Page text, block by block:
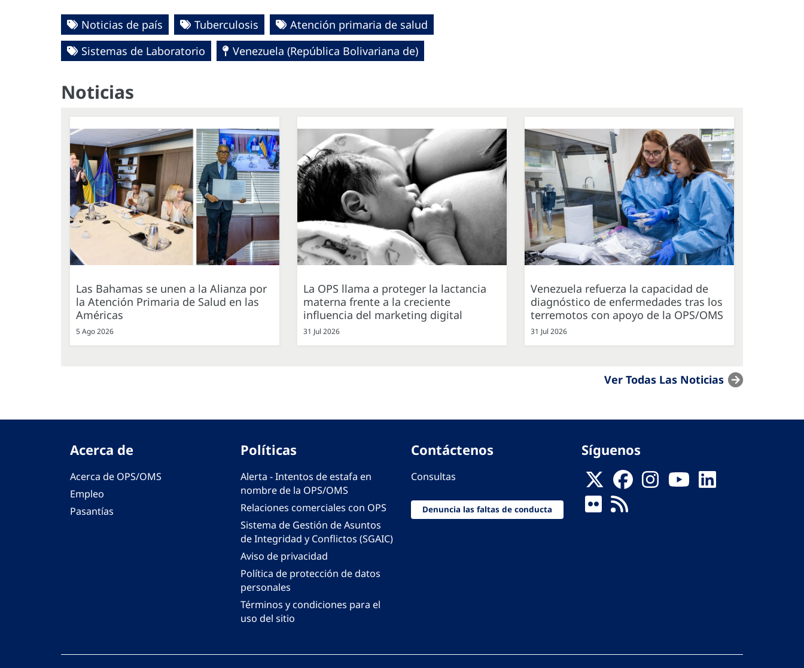
Noticias de país Tuberculosis
Atención primaria de salud
Sistemas de Laboratorio
Venezuela (República Bolivariana de)
Noticias
Las Bahamas se unen a la Alianza por
la Atención Primaria de Salud en las
Américas
5 Ago 2026
La OPS llama a proteger la lactancia
materna frente a la creciente
influencia del marketing digital
31 Jul 2026
Venezuela refuerza la capacidad de
diagnóstico de enfermedades tras los
terremotos con apoyo de la OPS/OMS
31 Jul 2026
Ver Todas Las Noticias
Acerca de
Acerca de OPS/OMS
Empleo
Pasantías
Políticas
Alerta - Intentos de estafa en
nombre de la OPS/OMS
Relaciones comerciales con OPS
Sistema de Gestión de Asuntos
de Integridad y Conflictos (SGAIC)
Aviso de privacidad
Política de protección de datos
personales
Términos y condiciones para el
uso del sitio
Contáctenos
Consultas
Denuncia las faltas de conducta
Síguenos